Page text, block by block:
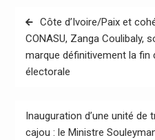
Navigation
de
l’article
Côte d’Ivoire/Paix et
CONASU, Zanga Coulibaly,
marque définitivement la fin
électorale
Inauguration d’une unité
cajou : le Ministre